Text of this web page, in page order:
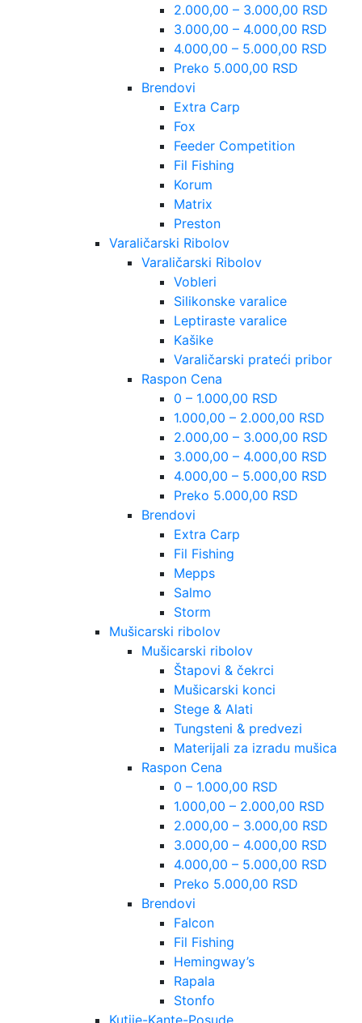
2.000,00 – 3.000,00 RSD
3.000,00 – 4.000,00 RSD
4.000,00 – 5.000,00 RSD
Preko 5.000,00 RSD
Brendovi
Extra Carp
Fox
Feeder Competition
Fil Fishing
Korum
Matrix
Preston
Varaličarski Ribolov
Varaličarski Ribolov
Vobleri
Silikonske varalice
Leptiraste varalice
Kašike
Varaličarski prateći pribor
Raspon Cena
0 – 1.000,00 RSD
1.000,00 – 2.000,00 RSD
2.000,00 – 3.000,00 RSD
3.000,00 – 4.000,00 RSD
4.000,00 – 5.000,00 RSD
Preko 5.000,00 RSD
Brendovi
Extra Carp
Fil Fishing
Mepps
Salmo
Storm
Mušicarski ribolov
Mušicarski ribolov
Štapovi & čekrci
Mušicarski konci
Stege & Alati
Tungsteni & predvezi
Materijali za izradu mušica
Raspon Cena
0 – 1.000,00 RSD
1.000,00 – 2.000,00 RSD
2.000,00 – 3.000,00 RSD
3.000,00 – 4.000,00 RSD
4.000,00 – 5.000,00 RSD
Preko 5.000,00 RSD
Brendovi
Falcon
Fil Fishing
Hemingway’s
Rapala
Stonfo
Kutije-Kante-Posude